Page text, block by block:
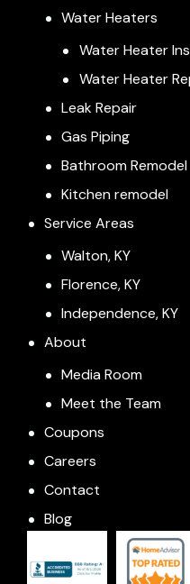
Water Heaters
Water Heater
Water Heater
Leak Repair
Gas Piping
Bathroom Remodel
Kitchen remodel
Service Areas
Walton, KY
Florence, KY
Independence, KY
About
Media Room
Meet the Team
Coupons
Careers
Contact
Blog